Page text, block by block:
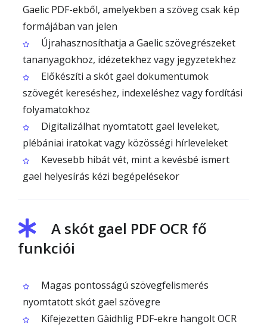
Gaelic PDF-ekből, amelyekben a szöveg csak kép
formájában van jelen
Újrahasznosíthatja a Gaelic szövegrészeket
tananyagokhoz, idézetekhez vagy jegyzetekhez
Előkészíti a skót gael dokumentumok
szövegét kereséshez, indexeléshez vagy fordítási
folyamatokhoz
Digitalizálhat nyomtatott gael leveleket,
plébániai iratokat vagy közösségi hírleveleket
Kevesebb hibát vét, mint a kevésbé ismert
gael helyesírás kézi begépelésekor
A skót gael PDF OCR fő
funkciói
Magas pontosságú szövegfelismerés
nyomtatott skót gael szövegre
Kifejezetten Gàidhlig PDF-ekre hangolt OCR